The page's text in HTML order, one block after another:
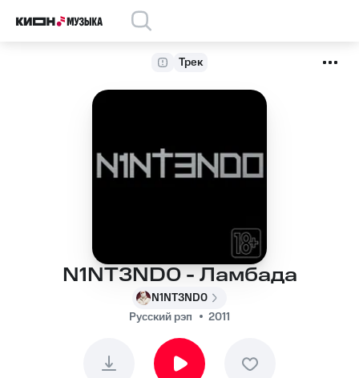
Трек
N1NT3ND0 - Ламбада
N1NT3ND0
Русский рэп
2011